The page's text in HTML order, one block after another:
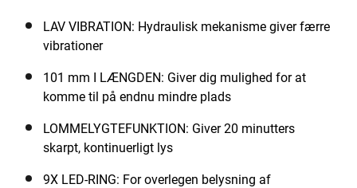
LAV VIBRATION: Hydraulisk mekanisme giver færre
vibrationer
101 mm I LÆNGDEN: Giver dig mulighed for at
komme til på endnu mindre plads
LOMMELYGTEFUNKTION: Giver 20 minutters
skarpt, kontinuerligt lys
9X LED-RING: For overlegen belysning af